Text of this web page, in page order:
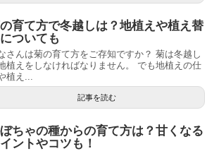
育て方で冬越しは？地植えや植え替
ついても
さんは菊の育て方をご存知ですか？ 菊は冬越し
植えをしなければなりません。 でも地植えの仕
植え...
記事を読む
ちゃの種からの育て方は？甘くなる
ントやコツも！